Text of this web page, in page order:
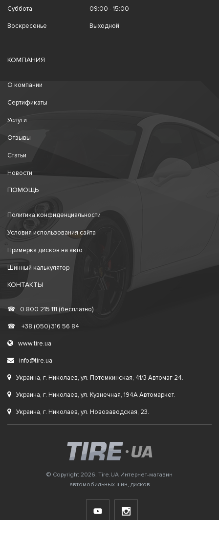
Суббота 09:00 - 15:00
Воскресенье Выходной
КОМПАНИЯ
О компании
Сертификаты
Услуги
Отзывы
Статьи
Новости
ПОМОЩЬ
Политика конфиденциальности
Условия использования сайта
Примерка дисков на авто
Шинный калькулятор
КОНТАКТЫ
☎ 0 800 215 111 (бесплатно)
☎ +38 (050) 316 56 84
www.tire.ua
info@tire.ua
Украина, г. Николаев, ул. Потемкинская, 41/3 Автомаг 24.
Украина, г. Николаев, ул. Кузнечная, 194А Автомаркет.
Украина, г. Николаев, ул. Новозаводская, 23.
© Copyright 2026. Tire.UA Интернет-магазин
автомобильных шин, дисков